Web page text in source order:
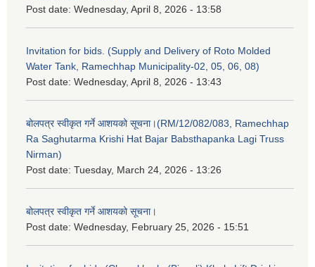
Post date: Wednesday, April 8, 2026 - 13:58
Invitation for bids. (Supply and Delivery of Roto Molded
Water Tank, Ramechhap Municipality-02, 05, 06, 08)
Post date: Wednesday, April 8, 2026 - 13:43
बोलपत्र स्वीकृत गर्ने आशयको सूचना।(RM/12/082/083, Ramechhap
Ra Saghutarma Krishi Hat Bajar Babsthapanka Lagi Truss
Nirman)
Post date: Tuesday, March 24, 2026 - 13:26
बोलपत्र स्वीकृत गर्ने आशयको सूचना।
Post date: Wednesday, February 25, 2026 - 15:51